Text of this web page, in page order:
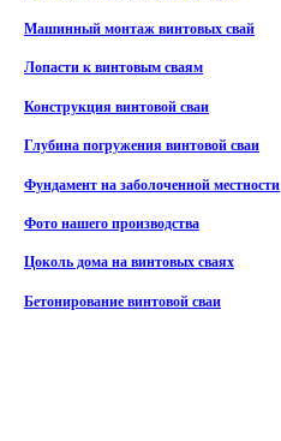
Машинный монтаж винтовых свай
Лопасти к винтовым сваям
Конструкция винтовой сваи
Глубина погружения винтовой сваи
Фундамент на заболоченной местности
Фото нашего производства
Цоколь дома на винтовых сваях
Бетонирование винтовой сваи